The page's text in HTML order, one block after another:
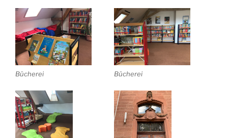
Bücherei Bücherei